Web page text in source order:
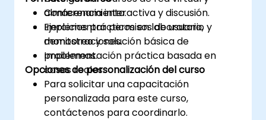
almacenamiento.
Implementar permisos de usuario,
monitoreo y solución básica de
problemas.
Conferencia interactiva y discusión.
Ejercicios prácticos en laboratorio y
demostraciones.
Implementación práctica basada en
casos reales.
Opciones de personalización del curso
Para solicitar una capacitación
personalizada para este curso,
contáctenos para coordinarlo.